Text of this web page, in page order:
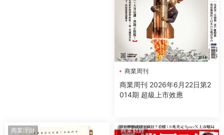
商業周刊
商業周刊 2026年6月22日第2
014期 超級上市效應
商業理財 商業财經